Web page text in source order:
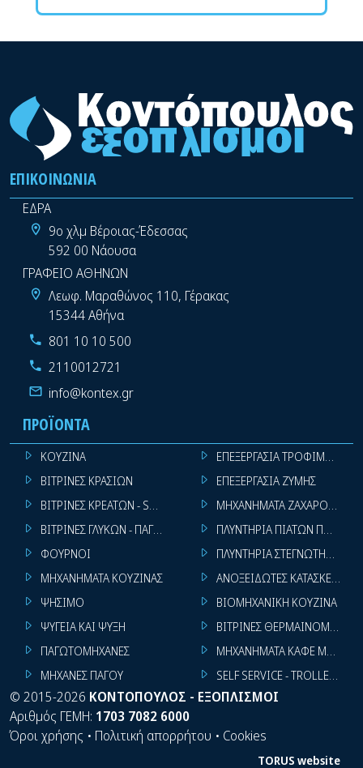
ΕΠΙΚΟΙΝΩΝΊΑ
ΕΔΡΑ
9ο χλμ Βέροιας-Έδεσσας
592 00 Νάουσα
ΓΡΑΦΕΙΟ ΑΘΗΝΩΝ
Λεωφ. Μαραθώνος 110, Γέρακας
15344 Αθήνα
801 10 10 500
2110012721
info@kontex.gr
ΠΡΟΪΌΝΤΑ
ΚΟΥΖΙΝΑ
ΒΙΤΡΙΝΕΣ ΚΡΑΣΙΩΝ
ΒΙΤΡΙΝΕΣ ΚΡΕΑΤΩΝ - SUPER MARKET
ΒΙΤΡΙΝΕΣ ΓΛΥΚΩΝ - ΠΑΓΩΤΩΝ
ΦΟΥΡΝΟΙ
ΜΗΧΑΝΗΜΑΤΑ ΚΟΥΖΙΝΑΣ
ΨΗΣΙΜΟ
ΨΥΓΕΙΑ ΚΑΙ ΨΥΞΗ
ΠΑΓΩΤΟΜΗΧΑΝΕΣ
ΜΗΧΑΝΕΣ ΠΑΓΟΥ
ΕΠΕΞΕΡΓΑΣΙΑ ΤΡΟΦΙΜΩΝ
ΕΠΕΞΕΡΓΑΣΙΑ ΖΥΜΗΣ
ΜΗΧΑΝΗΜΑΤΑ
ΠΛΥΝΤΗΡΙΑ ΠΙΑΤΩΝ
ΠΛΥΝΤΗΡΙΑ ΣΤΕΓΝΩΤΗΡΙΑ
ΑΝΟΞΕΙΔΩΤΕΣ ΚΑΤΑΣΚΕΥΕΣ
ΒΙΟΜΗΧΑΝΙΚΗ ΚΟΥΖΙΝΑ
ΒΙΤΡΙΝΕΣ ΘΕΡΜΑΙΝΟΜΕΝΕΣ
ΜΗΧΑΝΗΜΑΤΑ ΚΑΦΕ ΜΠΑΡ
SELF SERVICE - TROLLEY -
© 2015-2026 ΚΟΝΤΟΠΟΥΛΟΣ - ΕΞΟΠΛΙΣΜΟΙ
Αριθμός ΓΕΜΗ: 1703 7082 6000
Όροι χρήσης • Πολιτική απορρήτου • Cookies
TORUS website